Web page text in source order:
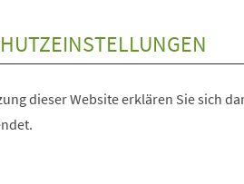
dieser Website erklären Sie sich